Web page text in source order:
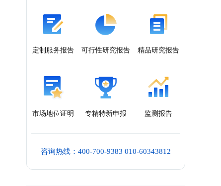
定制服务报告 可行性研究报告 精品研究报告
市场地位证明 专精特新申报 监测报告
咨询热线：400-700-9383 010-60343812